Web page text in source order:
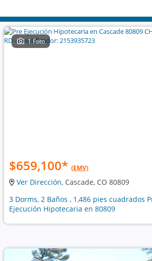
1 Foto
$659,100* (EMV)
Ver Dirección, Cascade, CO 80809
3 Dorms, 2 Baños , 1,486 pies cuadrados
Ejecución Hipotecaria en 80809